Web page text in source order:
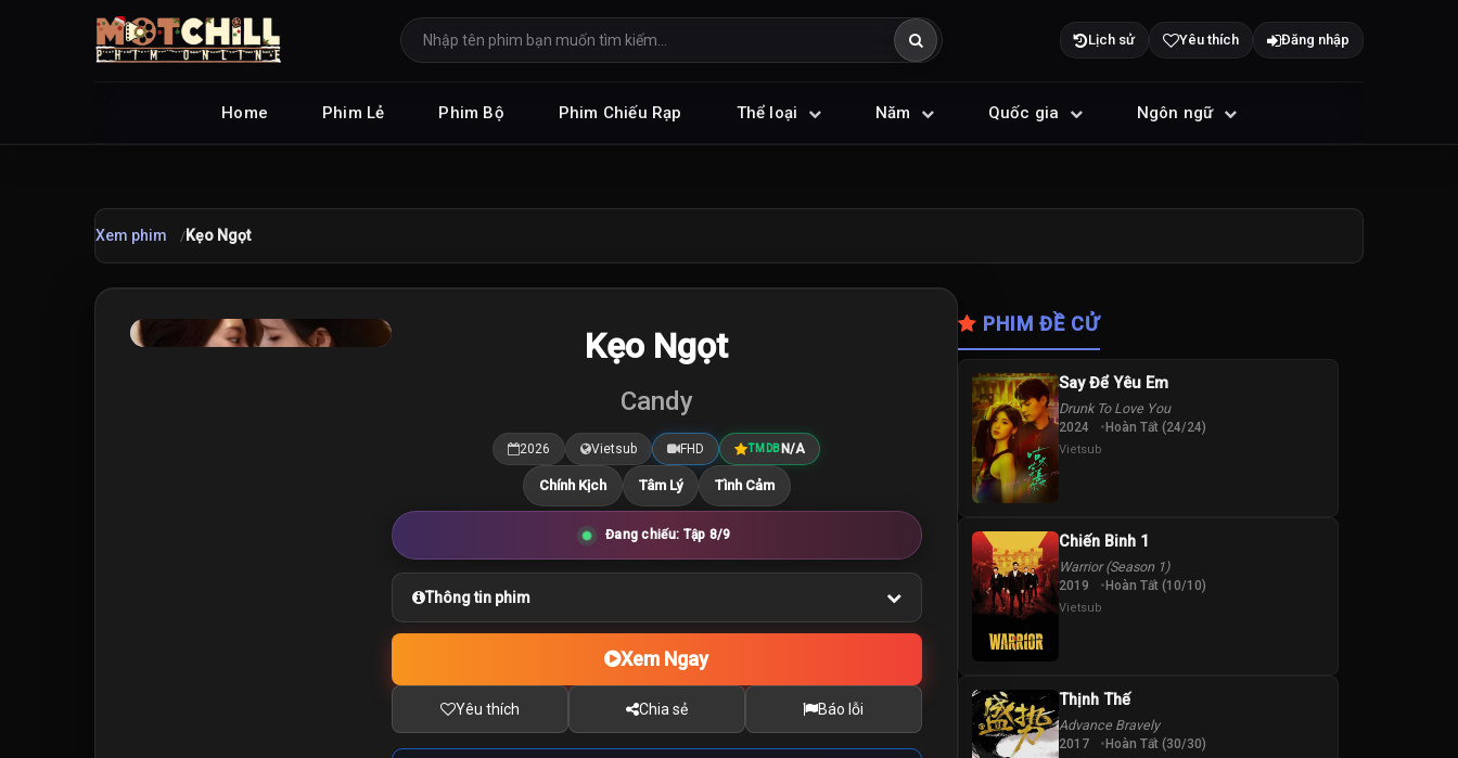
Lịch sử Yêu thích Đăng nhập
Home Phim Lẻ Phim Bộ Phim Chiếu Rạp Thể loại Năm Quốc gia Ngôn ngữ
Xem phim Kẹo Ngọt
Kẹo Ngọt
Candy
2026 Vietsub FHD TMDB N/A
Chính Kịch Tâm Lý Tình Cảm
Đang chiếu: Tập 8/9
Thông tin phim
Xem Ngay
Yêu thích Chia sẻ Báo lỗi
PHIM ĐỀ CỬ
Say Để Yêu Em
Drunk To Love You
2024 Hoàn Tất (24/24)
Vietsub
Chiến Binh 1
Warrior (Season 1)
2019 Hoàn Tất (10/10)
Vietsub
Thịnh Thế
Advance Bravely
2017 Hoàn Tất (30/30)